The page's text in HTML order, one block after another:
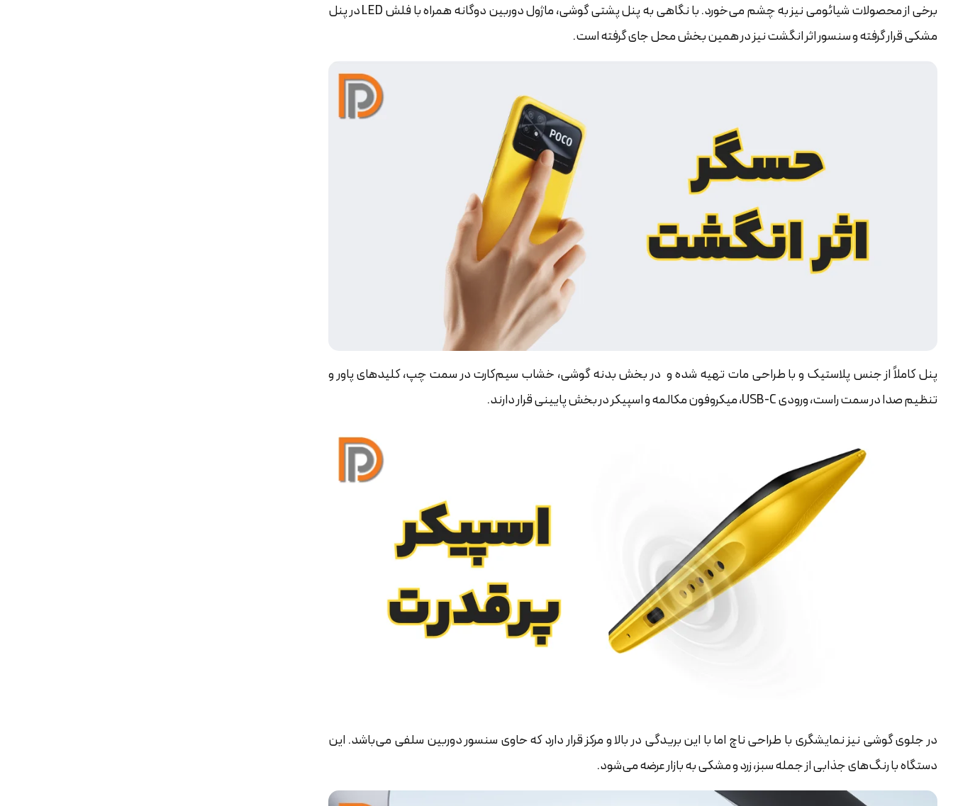
برخی از محصولات شیائومی نیز به چشم می‌خورد. با نگاهی به پنل پشتی گوشی، ماژول دوربین دوگانه همراه با فلش LED در پنل
مشکی قرار گرفته و سنسور اثر انگشت نیز در همین بخش محل جای گرفته است.
پنل کاملاً از جنس پلاستیک و با طراحی مات تهیه شده و در بخش بدنه گوشی، خشاب سیم‌کارت در سمت چپ، کلیدهای پاور و
تنظیم صدا در سمت راست، ورودی USB-C، میکروفون مکالمه و اسپیکر در بخش پایینی قرار دارند.
در جلوی گوشی نیز نمایشگری با طراحی ناچ اما با این بریدگی در بالا و مرکز قرار دارد که حاوی سنسور دوربین سلفی می‌باشد. این
دستگاه با رنگ‌های جذابی از جمله سبز، زرد و مشکی به بازار عرضه می‌شود.